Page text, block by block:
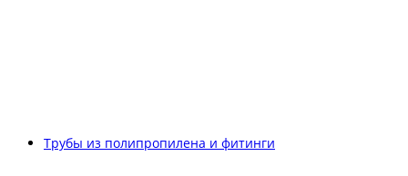
Трубы из полипропилена и фитинги